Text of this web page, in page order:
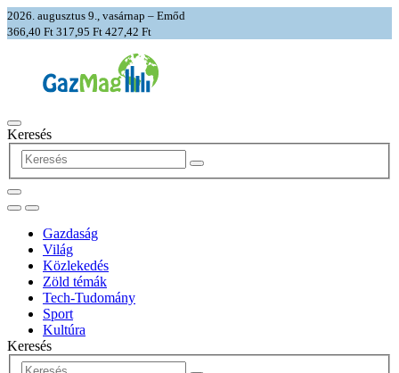
2026. augusztus 9., vasárnap – Emőd
366,40 Ft 317,95 Ft 427,42 Ft
Keresés
Gazdaság
Világ
Közlekedés
Zöld témák
Tech-Tudomány
Sport
Kultúra
Keresés